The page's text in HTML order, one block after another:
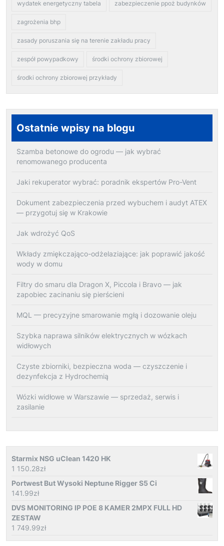
wydatek energetyczny tabela zabezpieczenie ppoż budynków
zagrożenia bhp
zasady poruszania się na terenie zakładu pracy
zespół powypadkowy środki ochrony zbiorowej
środki ochrony zbiorowej przykłady
Ostatnie wpisy na blogu
Szamba betonowe do ogrodu — jak wybrać
renomowanego producenta
Jaki rekuperator wybrać: poradnik ekspertów Pro-Vent
Dokument zabezpieczenia przed wybuchem i audyt ATEX
— przygotuj się w Krakowie
Jak wdrożyć QoS
Wkłady zmiękczająco-odżelaziające: jak poprawić jakość
wody w domu
Filtry do smaru dla Dragon X, Piccola i Bravo — jak
zapobiec zacinaniu się pierścieni
MQL — precyzyjne smarowanie mgłą i dozowanie oleju
Szybka naprawa silników elektrycznych w wózkach
widłowych
Czyste zbiorniki, bezpieczna woda — czyszczenie i
dezynfekcja z Hydrochemią
Wózki widłowe w Warszawie — sprzedaż, serwis i
zasilanie
Starmix NSG uClean 1420 HK
1 150.28zł
Portwest But Wysoki Neptune Rigger S5 Ci
141.99zł
DVS MONITORING IP POE 8 KAMER 2MPX FULL HD
ZESTAW
1 749.99zł